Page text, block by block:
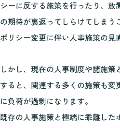
シーに反する施策を行ったり、放
の期待が裏返ってしらけてしまう
ポリシー変更に伴い人事施策の見
しかし、現在の人事制度や諸施
すると、関連する多くの施策も変
に負荷が過剰になります。
既存の人事施策と極端に乖離した